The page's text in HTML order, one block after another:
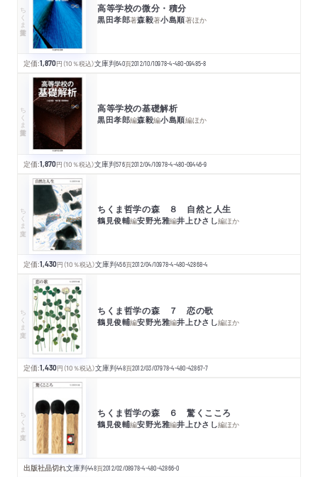
ちくま学芸文庫 高等学校の微分・積分
黒田孝郎著森毅著小島順著ほか
定価:1,870円 （10％税込）文庫判640頁2012/10/10978-4-480-09485-8
ちくま学芸文庫 高等学校の基礎解析
黒田孝郎編森毅編小島順編ほか
定価:1,870円 （10％税込）文庫判576頁2012/04/10978-4-480-09446-9
ちくま文庫 ちくま哲学の森 ８ 自然と人生
鶴見俊輔編安野光雅編井上ひさし編ほか
定価:1,430円 （10％税込）文庫判456頁2012/04/10978-4-480-42868-4
ちくま文庫 ちくま哲学の森 ７ 恋の歌
鶴見俊輔編安野光雅編井上ひさし編ほか
定価:1,430円 （10％税込）文庫判448頁2012/03/07978-4-480-42867-7
ちくま文庫 ちくま哲学の森 ６ 驚くこころ
鶴見俊輔編安野光雅編井上ひさし編ほか
出版社品切れ文庫判448頁2012/02/08978-4-480-42866-0